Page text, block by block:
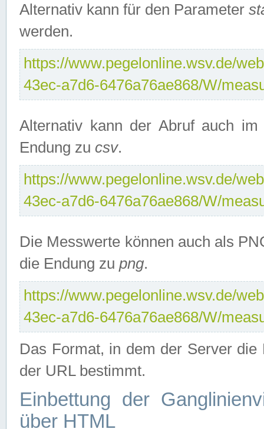
Alternativ kann für den Parameter
werden.
https://www.pegelonline.wsv.de/
43ec-a7d6-6476a76ae868/W/
Alternativ kann der Abruf auch
Endung zu csv.
https://www.pegelonline.wsv.de/
43ec-a7d6-6476a76ae868/W/
Die Messwerte können auch als
die Endung zu png.
https://www.pegelonline.wsv.de/
43ec-a7d6-6476a76ae868/W/
Das Format, in dem der Server
der URL bestimmt.
Einbettung der
über HTML